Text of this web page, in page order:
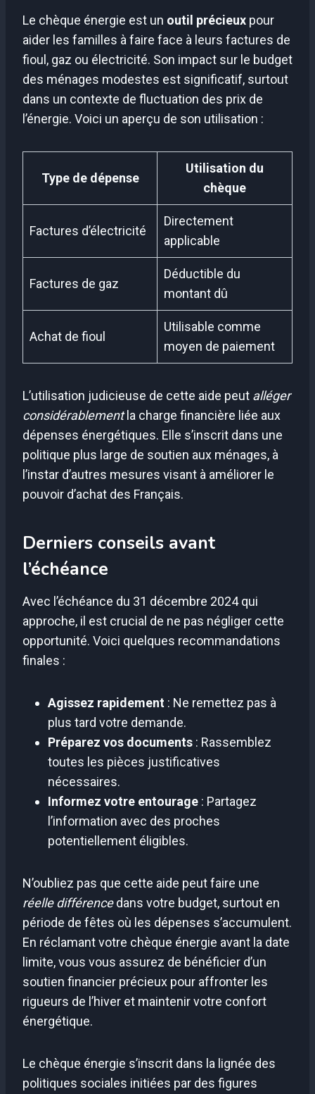
Le chèque énergie est un outil précieux pour
aider les familles à faire face à leurs factures de
fioul, gaz ou électricité. Son impact sur le budget
des ménages modestes est significatif, surtout
dans un contexte de fluctuation des prix de
l’énergie. Voici un aperçu de son utilisation :
Type de dépense
Utilisation du
chèque
Factures d’électricité
Directement
applicable
Factures de gaz
Déductible du
montant dû
Achat de fioul
Utilisable comme
moyen de paiement
L’utilisation judicieuse de cette aide peut alléger
considérablementla charge financière liée aux
dépenses énergétiques. Elle s’inscrit dans une
politique plus large de soutien aux ménages, à
l’instar d’autres mesures visant à améliorer le
pouvoir d’achat des Français.
Derniers conseils avant
l’échéance
Avec l’échéance du 31 décembre 2024 qui
approche, il est crucial de ne pas négliger cette
opportunité. Voici quelques recommandations
finales :
Agissez rapidement : Ne remettez pas à
plus tard votre demande.
Préparez vos documents : Rassemblez
toutes les pièces justificatives
nécessaires.
Informez votre entourage : Partagez
l’information avec des proches
potentiellement éligibles.
N’oubliez pas que cette aide peut faire une
réelle différencedans votre budget, surtout en
période de fêtes où les dépenses s’accumulent.
En réclamant votre chèque énergie avant la date
limite, vous vous assurez de bénéficier d’un
soutien financier précieux pour affronter les
rigueurs de l’hiver et maintenir votre confort
énergétique.
Le chèque énergie s’inscrit dans la lignée des
politiques sociales initiées par des figures